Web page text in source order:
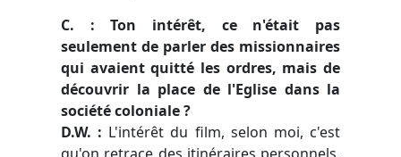
C. : Ton intérêt, ce n'était pas
seulement de parler des missionnaires
qui avaient quitté les ordres, mais de
découvrir la place de l'Eglise dans la
société coloniale ?
D.W. : L'intérêt du film, selon moi, c'est